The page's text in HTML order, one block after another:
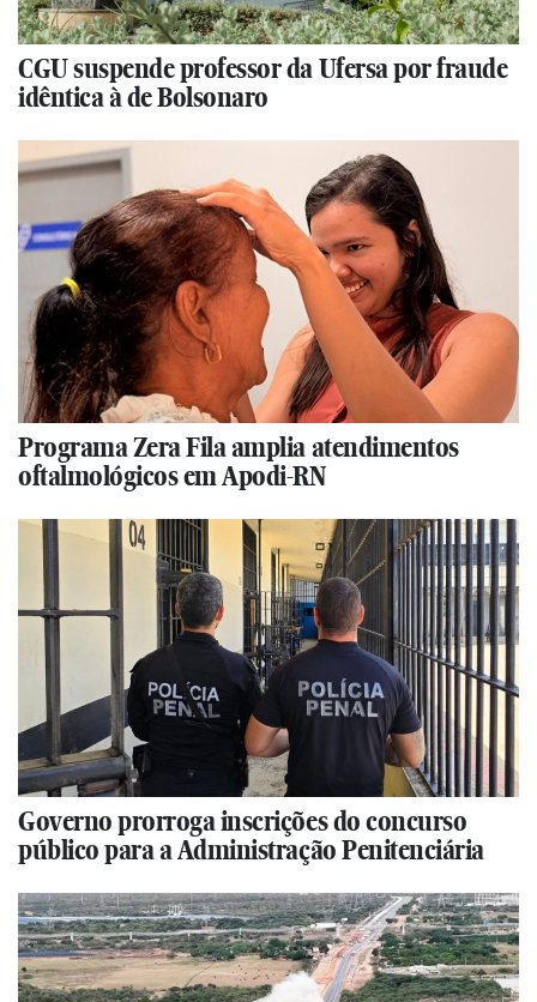
CGU suspende professor da Ufersa por fraude
idêntica à de Bolsonaro
Programa Zera Fila amplia atendimentos
oftalmológicos em Apodi-RN
Governo prorroga inscrições do concurso
público para a Administração Penitenciária